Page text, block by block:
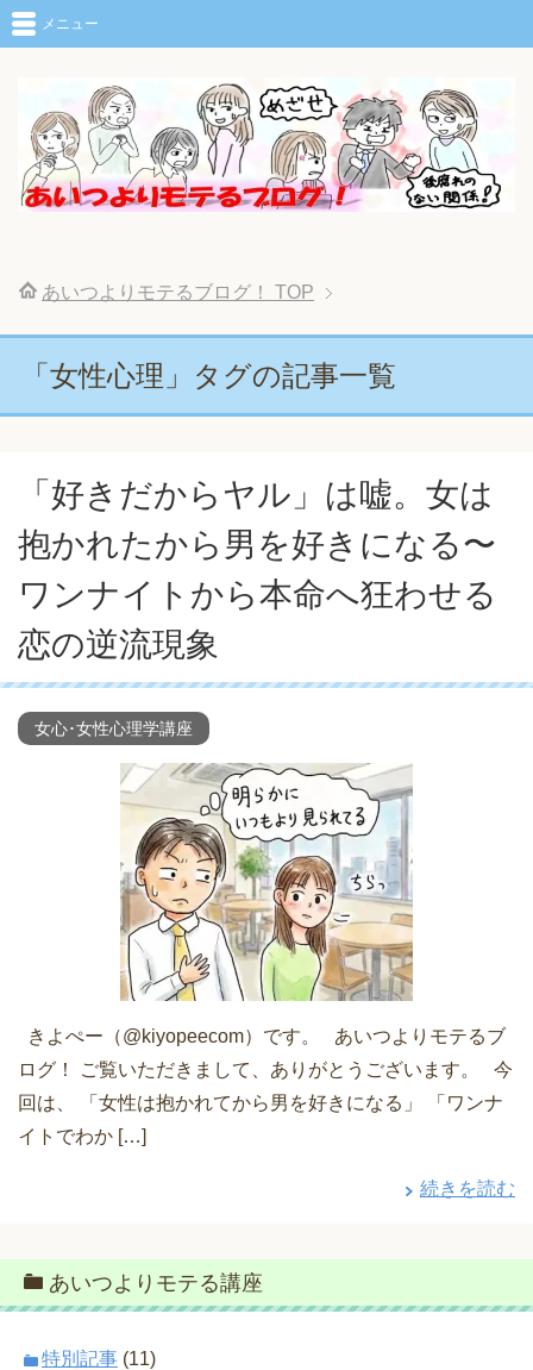
メニュー
あいつよりモテるブログ！ TOP
「女性心理」タグの記事一覧
「好きだからヤル」は嘘。女は
抱かれたから男を好きになる〜
ワンナイトから本命へ狂わせる
恋の逆流現象
女心･女性心理学講座
きよぺー（@kiyopeecom）です。 あいつよりモテるブ
ログ！ ご覧いただきまして、ありがとうございます。 今
回は、 「女性は抱かれてから男を好きになる」 「ワンナ
イトでわか […]
続きを読む
あいつよりモテる講座
特別記事 (11)